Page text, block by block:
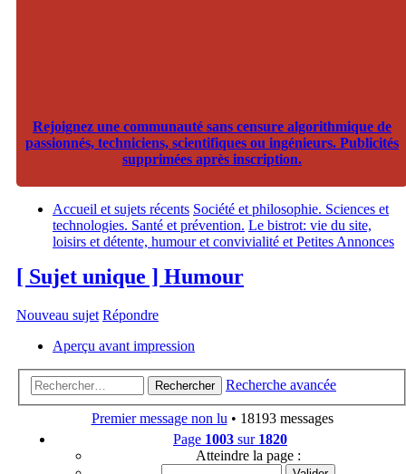
Rejoignez une communauté sans censure algorithmique de
passionnés, techniciens, scientifiques ou ingénieurs. Publicités
supprimées après inscription.
Accueil et sujets récents Société et philosophie. Sciences et
technologies. Santé et prévention. Le bistrot: vie du site,
loisirs et détente, humour et convivialité et Petites Annonces
[ Sujet unique ] Humour
Nouveau sujet Répondre
Aperçu avant impression
Rechercher Recherche avancée
Premier message non lu • 18193 messages
Page 1003 sur 1820
Atteindre la page :